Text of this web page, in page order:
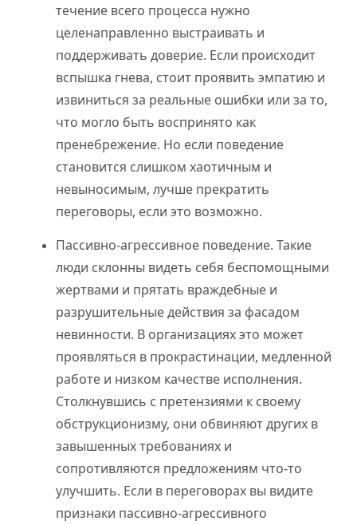
течение всего процесса нужно
целенаправленно выстраивать и
поддерживать доверие. Если происходит
вспышка гнева, стоит проявить эмпатию и
извиниться за реальные ошибки или за то,
что могло быть воспринято как
пренебрежение. Но если поведение
становится слишком хаотичным и
невыносимым, лучше прекратить
переговоры, если это возможно.
Пассивно-агрессивное поведение. Такие
люди склонны видеть себя беспомощными
жертвами и прятать враждебные и
разрушительные действия за фасадом
невинности. В организациях это может
проявляться в прокрастинации, медленной
работе и низком качестве исполнения.
Столкнувшись с претензиями к своему
обструкционизму, они обвиняют других в
завышенных требованиях и
сопротивляются предложениям что-то
улучшить. Если в переговорах вы видите
признаки пассивно-агрессивного